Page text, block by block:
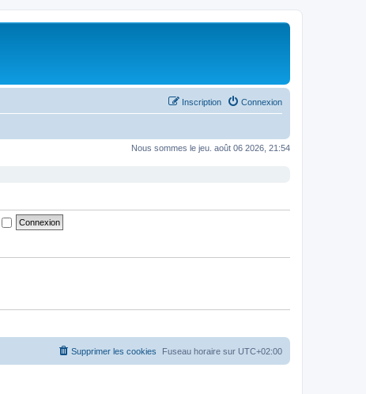
Connexion
Inscription
Nous sommes le jeu. août 06 2026, 21:54
Fuseau horaire sur UTC+02:00
Supprimer les cookies